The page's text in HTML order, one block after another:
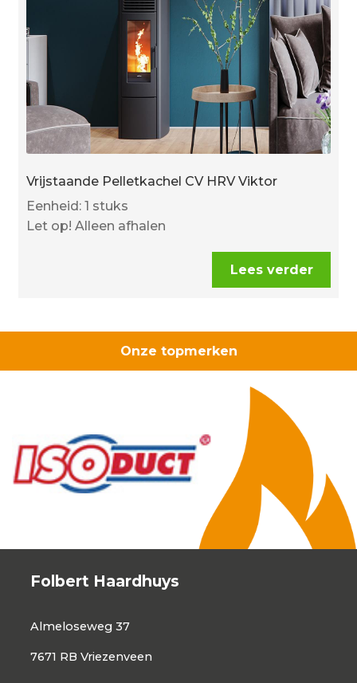
Vrijstaande Pelletkachel CV HRV Viktor
Eenheid: 1 stuks
Let op! Alleen afhalen
Lees verder
Onze topmerken
Folbert Haardhuys
Almeloseweg 37
7671 RB Vriezenveen